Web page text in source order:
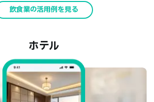
飲食業の活用例を見る
ホテル